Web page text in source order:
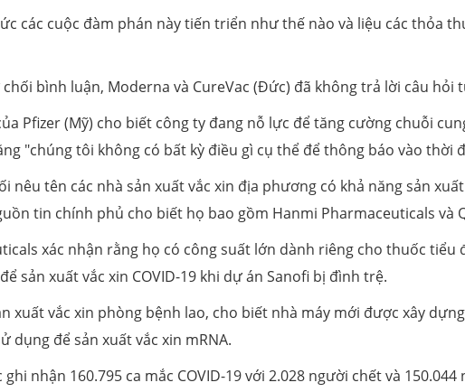
các cuộc đàm phán này tiến triển như thế nào và liệu các thỏa
bình luận, Moderna và CureVac (Đức) đã không trả lời câu hỏi
Pfizer (Mỹ) cho biết công ty đang nỗ lực để tăng cường chuỗi
"chúng tôi không có bất kỳ điều gì cụ thể để thông báo vào thời
nêu tên các nhà sản xuất vắc xin địa phương có khả năng sản
tin chính phủ cho biết họ bao gồm Hanmi Pharmaceuticals và
xác nhận rằng họ có công suất lớn dành riêng cho thuốc tiểu
sản xuất vắc xin COVID-19 khi dự án Sanofi bị đình trệ.
xuất vắc xin phòng bệnh lao, cho biết nhà máy mới được xây
dụng để sản xuất vắc xin mRNA.
nhận 160.795 ca mắc COVID-19 với 2.028 người chết và